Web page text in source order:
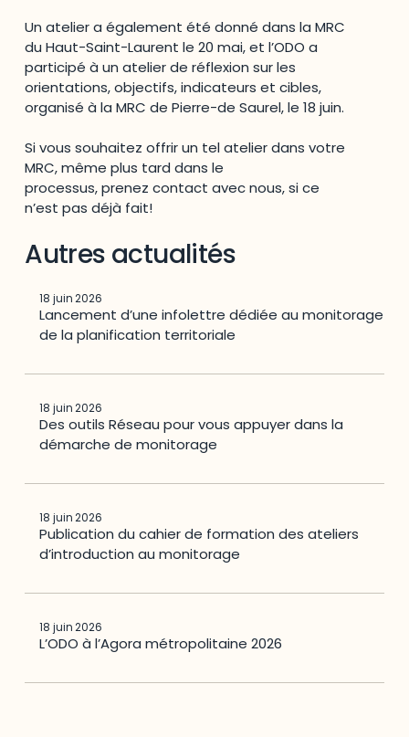
Un atelier a également été donné dans la MRC
du Haut-Saint-Laurent le 20 mai, et l’ODO a
participé à un atelier de réflexion sur les
orientations, objectifs, indicateurs et cibles,
organisé à la MRC de Pierre-de Saurel, le 18 juin.
Si vous souhaitez offrir un tel atelier dans votre
MRC, même plus tard dans le
processus, prenez contact avec nous, si ce
n’est pas déjà fait!
Autres actualités
18 juin 2026
Lancement d’une infolettre dédiée au monitorage
de la planification territoriale
18 juin 2026
Des outils Réseau pour vous appuyer dans la
démarche de monitorage
18 juin 2026
Publication du cahier de formation des ateliers
d’introduction au monitorage
18 juin 2026
L’ODO à l’Agora métropolitaine 2026